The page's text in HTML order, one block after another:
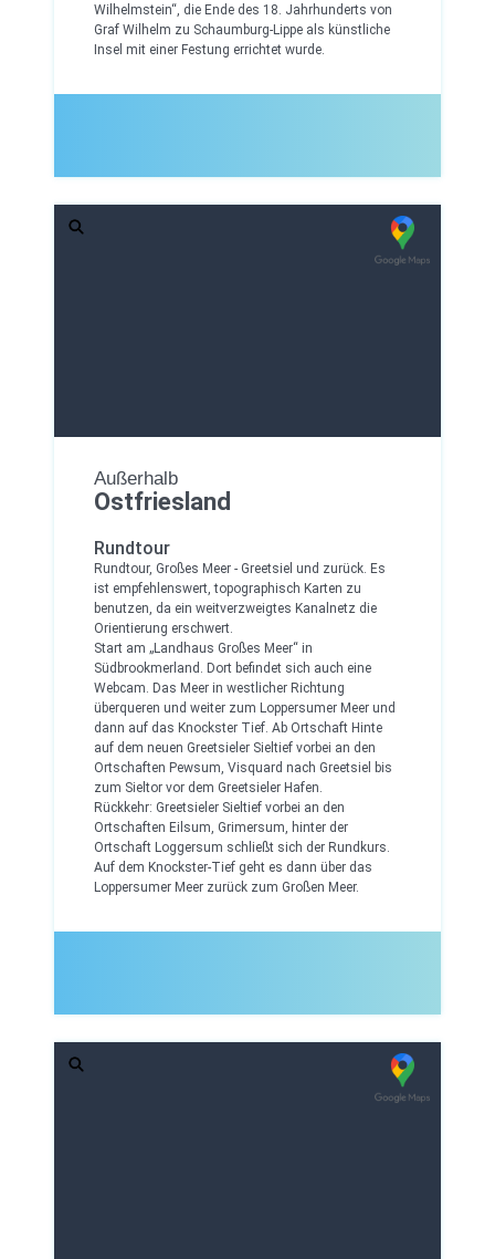
Wilhelmstein“, die Ende des 18. Jahrhunderts von
Graf Wilhelm zu Schaumburg-Lippe als künstliche
Insel mit einer Festung errichtet wurde.
Außerhalb
Ostfriesland
Rundtour
Rundtour, Großes Meer - Greetsiel und zurück. Es
ist empfehlenswert, topographisch Karten zu
benutzen, da ein weitverzweigtes Kanalnetz die
Orientierung erschwert.
Start am „Landhaus Großes Meer“ in
Südbrookmerland. Dort befindet sich auch eine
Webcam. Das Meer in westlicher Richtung
überqueren und weiter zum Loppersumer Meer und
dann auf das Knockster Tief. Ab Ortschaft Hinte
auf dem neuen Greetsieler Sieltief vorbei an den
Ortschaften Pewsum, Visquard nach Greetsiel bis
zum Sieltor vor dem Greetsieler Hafen.
Rückkehr: Greetsieler Sieltief vorbei an den
Ortschaften Eilsum, Grimersum, hinter der
Ortschaft Loggersum schließt sich der Rundkurs.
Auf dem Knockster-Tief geht es dann über das
Loppersumer Meer zurück zum Großen Meer.